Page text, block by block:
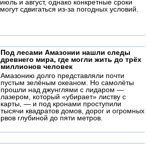
июль и август, однако конкретные сроки
могут сдвигаться из-за погодных условий.
Под лесами Амазонии нашли следы
древнего мира, где могли жить до трёх
миллионов человек
Амазонию долго представляли почти
пустым зелёным океаном. Но самолёты
прошли над джунглями с лидаром —
лазером, который «убирает» листву с
карты, — и под кронами проступили
тысячи квадратов домов, дорог и огромных
рвов глубиной до пяти метров.